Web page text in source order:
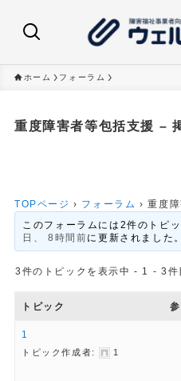
ホーム フォーラム
重度障害者等包括支援 –
TOPページ › フォーラム › 重度
このフォーラムには2件のトピ
日、 8時間前に更新されました。
3件のトピックを表示中 - 1 - 3件
トピック
1
トピック作成者: 1